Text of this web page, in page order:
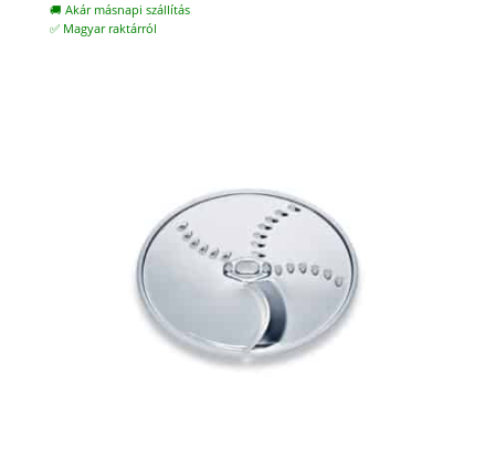
🚚 Akár másnapi szállítás
✅ Magyar raktárról